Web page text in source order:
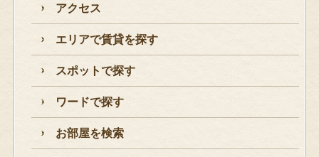
アクセス
エリアで賃貸を探す
スポットで探す
ワードで探す
お部屋を検索